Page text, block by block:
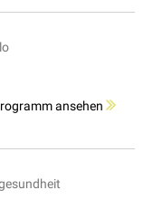
ansehen